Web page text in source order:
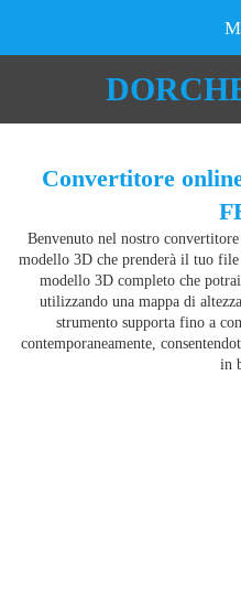
Convertitore
Benvenuto nel nostro
modello 3D che prenderà il tuo
modello 3D completo che
utilizzando una mappa di
strumento supporta fino a
contemporaneamente,
in